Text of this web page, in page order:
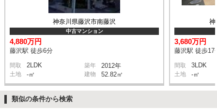
神奈川県藤沢市南藤沢
中古マンション
4,880万円
藤沢駅 徒歩6分
間取 2LDK 築年 2012年
土地 -㎡ 建物 52.82㎡
神
3,680万円
藤沢駅 徒歩17
間取 3LDK
土地 -㎡
類似の条件から検索